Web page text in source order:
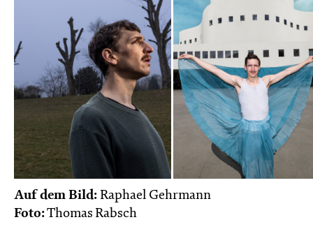
Auf dem Bild: Raphael Gehrmann
Foto:Thomas Rabsch